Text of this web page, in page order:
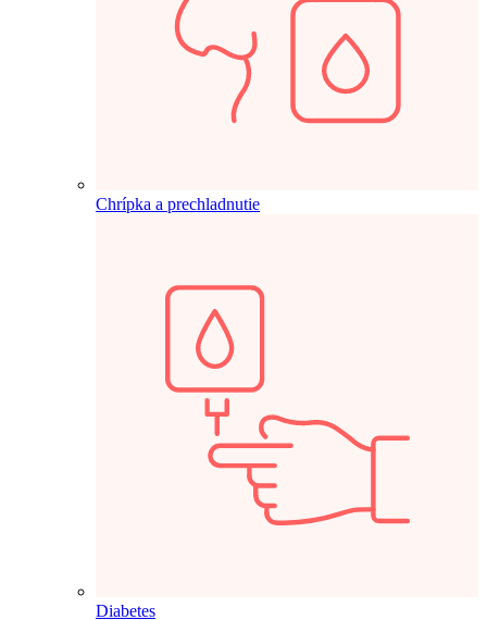
Chrípka a prechladnutie
Diabetes